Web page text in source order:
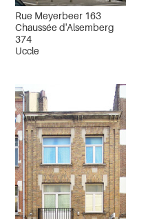
Rue Meyerbeer 163
Chaussée d'Alsemberg
374
Uccle